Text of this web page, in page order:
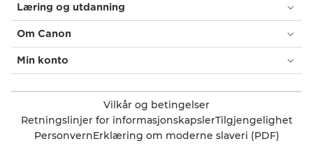
Læring og utdanning
Om Canon
Min konto
Vilkår og betingelser
Retningslinjer for informasjonskapslerTilgjengelighet
PersonvernErklæring om moderne slaveri (PDF)